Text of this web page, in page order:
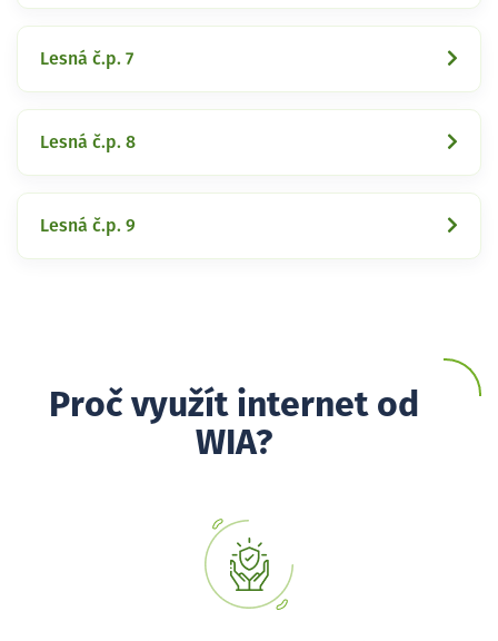
Lesná č.p. 7
Lesná č.p. 8
Lesná č.p. 9
Proč využít internet od
WIA?